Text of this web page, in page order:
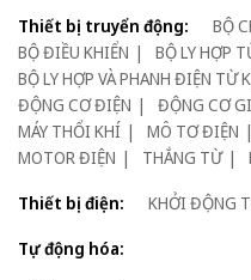
Thiết bị truyển động:
BỘ
BỘ ĐIỀU KHIỂN
BỘ LY HỢP
BỘ LY HỢP VÀ PHANH ĐIỆN TỪ
ĐỘNG CƠ ĐIỆN
ĐỘNG CƠ
MÁY THỔI KHÍ
MÔ TƠ ĐIỆN
MOTOR ĐIỆN
THẮNG TỪ
Thiết bị điện:
KHỞI ĐỘNG
Tự động hóa: